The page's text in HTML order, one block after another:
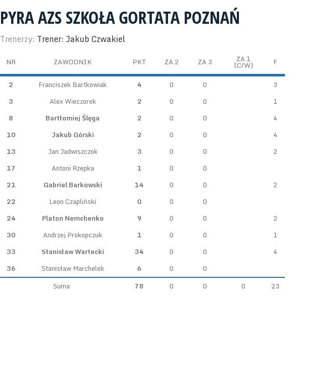
PYRA AZS SZKOŁA GORTATA POZNAŃ
Trenerzy: Trener: Jakub Czwakiel
NR ZAWODNIK PKT ZA 2 ZA 3 ZA 1
(C/W) F
2 Franciszek Bartkowiak 4 0 0
3
3
Alex Wieczorek 2 0 0
1
8
Bartłomiej Ślęga 2 0 0
4
10
Jakub Górski 2 0 0
4
13
Jan Jadwiszczok 3 0 0
2
17
Antoni Rzepka 1 0
0
21
Gabriel Barkowski 14 0 0
2
22
Leon Czapliński 0 0
0
24
Platon Nemchenko 9 0 0
2
30
Andrzej Prokopczuk 1 0 0
1
33
Stanisław Wartecki 34 0 0
4
36
Stanisław Marchelek 6 0
0
Suma
78 0 0 0 23